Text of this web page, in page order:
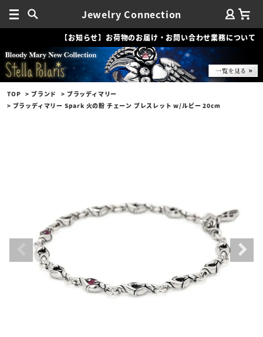
Jewelry Connection
【お知らせ】お荷物のお届け・お問い合わせ業務について
TOP ブランド
ブラッディマリー
ブラッディマリー Spark 火の粉 チェーン ブレスレット w/ルビー 20cm